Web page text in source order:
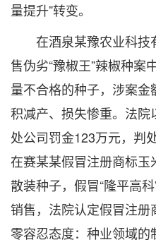
量提升”转变。
在酒泉某豫农业科技
售伪劣“豫椒王”辣椒种案
量不合格的种子，涉案
积减产、损失惨重。法
处公司罚金123万元，判
在赛某某假冒注册商标
散装种子，假冒“隆平高
销售，法院认定假冒注
零容忍态度：种业领域